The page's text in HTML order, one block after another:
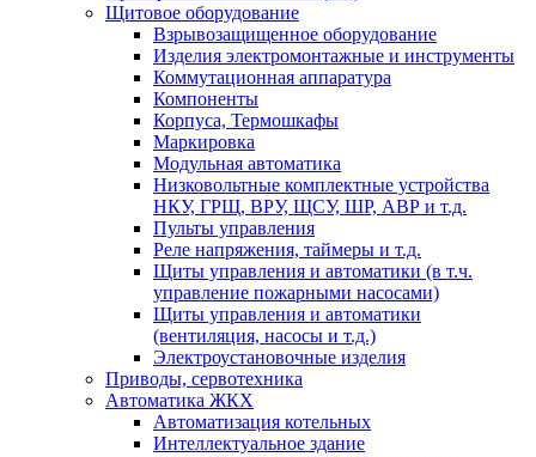
Щитовое оборудование
Взрывозащищенное оборудование
Изделия электромонтажные и инструменты
Коммутационная аппаратура
Компоненты
Корпуса, Термошкафы
Маркировка
Модульная автоматика
Низковольтные комплектные устройства
НКУ, ГРЩ, ВРУ, ЩСУ, ШР, АВР и т.д.
Пульты управления
Реле напряжения, таймеры и т.д.
Щиты управления и автоматики (в т.ч.
управление пожарными насосами)
Щиты управления и автоматики
(вентиляция, насосы и т.д.)
Электроустановочные изделия
Приводы, сервотехника
Автоматика ЖКХ
Автоматизация котельных
Интеллектуальное здание